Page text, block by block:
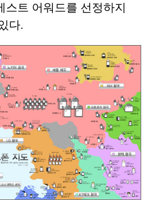
스트 어워드를 선정하지
다.